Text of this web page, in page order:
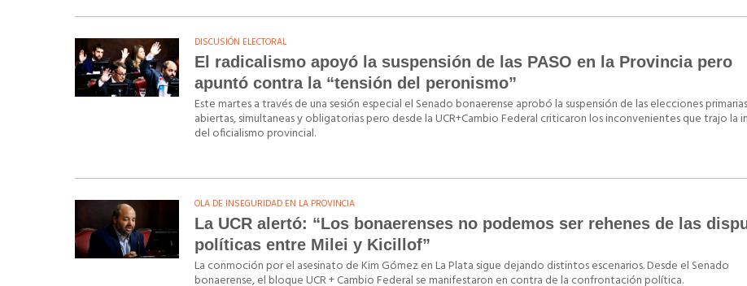
DISCUSIÓN ELECTORAL
El radicalismo apoyó la suspensión de las PASO en la Provincia pero
apuntó contra la “tensión del peronismo”
Este martes a través de una sesión especial el Senado bonaerense aprobó la suspensión de las elecciones
abiertas, simultaneas y obligatorias pero desde la UCR+Cambio Federal criticaron los inconvenientes que trajo la
del oficialismo provincial.
OLA DE INSEGURIDAD EN LA PROVINCIA
La UCR alertó: “Los bonaerenses no podemos ser rehenes de las
políticas entre Milei y Kicillof”
La conmoción por el asesinato de Kim Gómez en La Plata sigue dejando distintos escenarios. Desde el Senado
bonaerense, el bloque UCR + Cambio Federal se manifestaron en contra de la confrontación política.